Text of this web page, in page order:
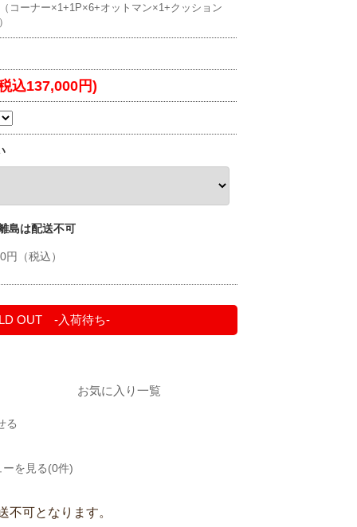
コーナー×1+1P×6+オットマン×1+クッション
込137,000円)
島は配送不可
（税込）
OUT -入荷待ち-
お気に入り一覧
る
ーを見る(0件)
不可となります。